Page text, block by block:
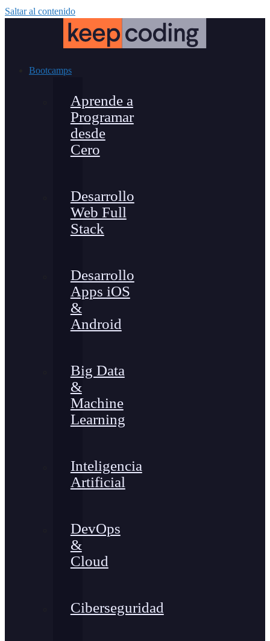
Saltar al contenido
Bootcamps
Aprende a
Programar
desde
Cero
Desarrollo
Web Full
Stack
Desarrollo
Apps iOS
&
Android
Big Data
&
Machine
Learning
Inteligencia
Artificial
DevOps
&
Cloud
Ciberseguridad